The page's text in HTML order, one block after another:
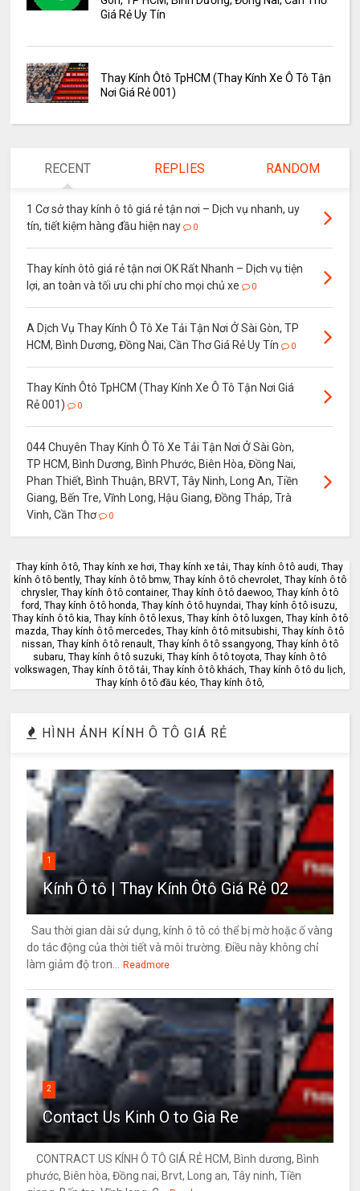
Giá Rẻ Uy Tín
Thay Kính Ôtô TpHCM (Thay Kính Xe Ô Tô Tận
Nơi Giá Rẻ 001)
RECENT REPLIES RANDOM
1 Cơ sở thay kính ô tô giá rẻ tận nơi – Dịch vụ nhanh, uy
tín, tiết kiệm hàng đầu hiện nay
0
Thay kính ôtô giá rẻ tận nơi OK Rất Nhanh – Dịch vụ tiện
lợi, an toàn và tối ưu chi phí cho mọi chủ xe
0
A Dịch Vụ Thay Kính Ô Tô Xe Tải Tận Nơi Ở Sài Gòn, TP
HCM, Bình Dương, Đồng Nai, Cần Thơ Giá Rẻ Uy Tín
0
Thay Kính Ôtô TpHCM (Thay Kính Xe Ô Tô Tận Nơi Giá
Rẻ 001)
0
044 Chuyên Thay Kính Ô Tô Xe Tải Tận Nơi Ở Sài Gòn,
TP HCM, Bình Dương, Bình Phước, Biên Hòa, Đồng Nai,
Phan Thiết, Bình Thuận, BRVT, Tây Ninh, Long An, Tiền
Giang, Bến Tre, Vĩnh Long, Hậu Giang, Đồng Tháp, Trà
Vinh, Cần Thơ
0
Thay kính ô tô, Thay kính xe hơi, Thay kính xe tải, Thay kính ô tô audi, Thay
kính ô tô bently, Thay kính ô tô bmw, Thay kính ô tô chevrolet, Thay kính ô tô
chrysler, Thay kính ô tô container, Thay kính ô tô daewoo, Thay kính ô tô
ford, Thay kính ô tô honda, Thay kính ô tô huyndai, Thay kính ô tô isuzu,
Thay kính ô tô kia, Thay kính ô tô lexus, Thay kính ô tô luxgen, Thay kính ô tô
mazda, Thay kính ô tô mercedes, Thay kính ô tô mitsubishi, Thay kính ô tô
nissan, Thay kính ô tô renault, Thay kính ô tô ssangyong, Thay kính ô tô
subaru, Thay kính ô tô suzuki, Thay kính ô tô toyota, Thay kính ô tô
volkswagen, Thay kính ô tô tải, Thay kính ô tô khách, Thay kính ô tô du lịch,
Thay kính ô tô đầu kéo, Thay kính ô tô,
HÌNH ẢNH KÍNH Ô TÔ GIÁ RẺ
1
Kính Ô tô | Thay Kính Ôtô Giá Rẻ 02
Sau thời gian dài sử dụng, kính ô tô có thể bị mờ hoặc ố vàng
do tác động của thời tiết và môi trường. Điều này không chỉ
làm giảm độ tron... Readmore
2
Contact Us Kinh O to Gia Re
CONTRACT US KÍNH Ô TÔ GIÁ RẺ HCM, Bình dương, Bình
phước, Biên hòa, Đồng nai, Brvt, Long an, Tây ninh, Tiền